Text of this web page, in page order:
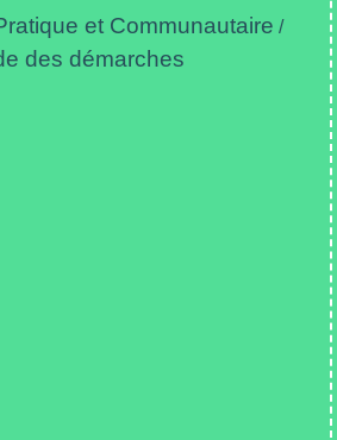
et Communautaire /
des démarches